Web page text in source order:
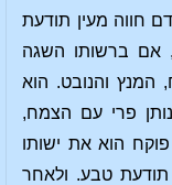
חווה מעין תודעת
אם ברשותו השגה
והנובט. הוא
פרי עם הצמח,
הוא את ישותו
תודעת טבע. ולאחר